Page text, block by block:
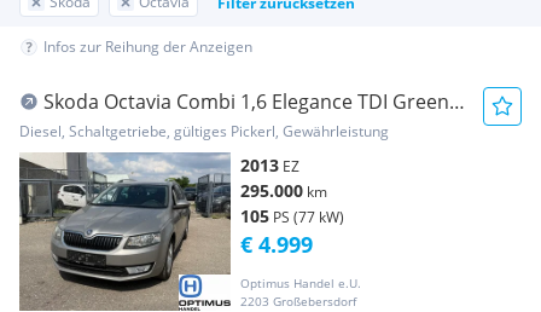
Infos zur Reihung der Anzeigen
Skoda Octavia Combi 1,6 Elegance TDI Green
tec
Diesel, Schaltgetriebe, gültiges Pickerl, Gewährleistung
2013 EZ
295.000 km
105 PS (77 kW)
Optimus Handel e.U.
2203 Großebersdorf
€ 4.999